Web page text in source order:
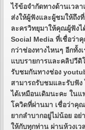
ไร้ข้อจำกัดทางด้านเวล
ส่งให้ผู้ฟังและผู้ชมให้ถึง
ละครวิทยุมาให้คุณผู้ฟังไ
Social Media ที่เชื่อว่า
กว่าช่องทางไหนๆ อีกทั้ง
แบบรายการและคลิปวี
รับชมกันทางช่อง
สามารถรับชมและรับฟัง
ได้เหมือนเดิมนะคะ ใน
โควิดที่ผ่านมา เชื่อว่าคุ
ยากลำบากอยู่ไม่น้อย อย่
ให้กับทุกท่าน ผ่านห้วงเ